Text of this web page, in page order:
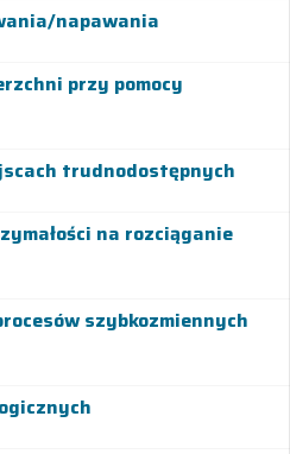
napawania
przy pomocy
trudnodostępnych
na rozciąganie
szybkozmiennych